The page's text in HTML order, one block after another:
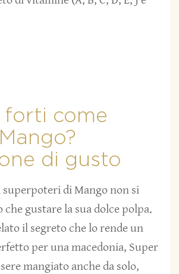
forti come
di gusto
di Mango non si
che gustare la sua dolce polpa.
il segreto che lo rende un
per una macedonia, Super
mangiato anche da solo,